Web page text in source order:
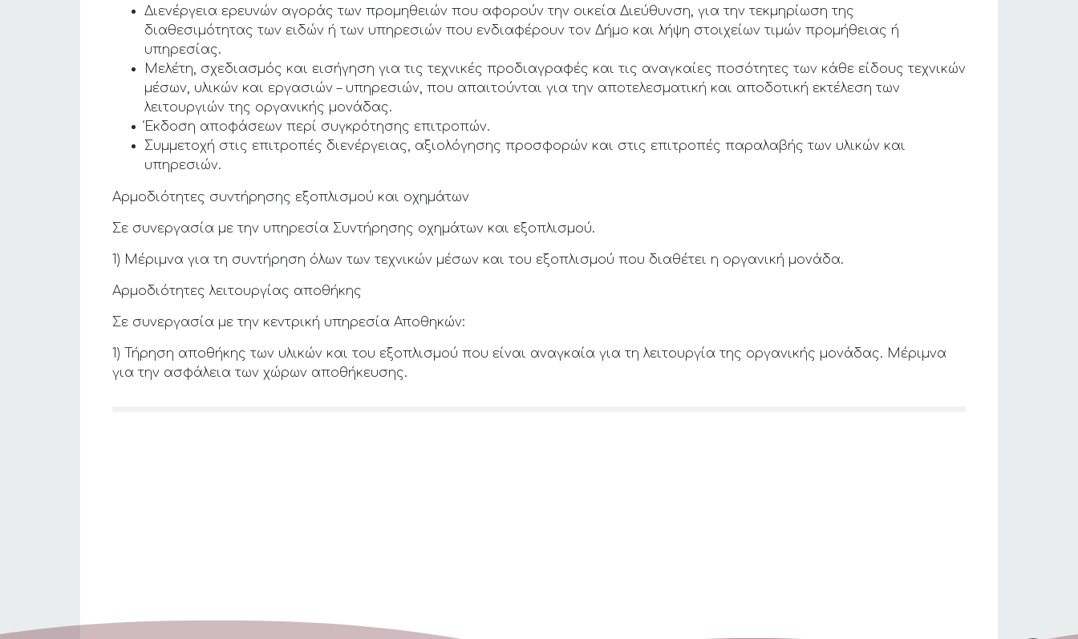
Διενέργεια ερευνών αγοράς των προμηθειών που αφορούν την οικεία Διεύθυνση, για την τεκμηρίωση της
διαθεσιμότητας των ειδών ή των υπηρεσιών που ενδιαφέρουν τον Δήμο και λήψη στοιχείων τιμών προμήθειας ή
υπηρεσίας.
Μελέτη, σχεδιασμός και εισήγηση για τις τεχνικές προδιαγραφές και τις αναγκαίες ποσότητες των κάθε είδους τεχνικών
μέσων, υλικών και εργασιών – υπηρεσιών, που απαιτούνται για την αποτελεσματική και αποδοτική εκτέλεση των
λειτουργιών της οργανικής μονάδας.
Έκδοση αποφάσεων περί συγκρότησης επιτροπών.
Συμμετοχή στις επιτροπές διενέργειας, αξιολόγησης προσφορών και στις επιτροπές παραλαβής των υλικών και
υπηρεσιών.
Αρμοδιότητες συντήρησης εξοπλισμού και οχημάτων
Σε συνεργασία με την υπηρεσία Συντήρησης οχημάτων και εξοπλισμού.
1) Μέριμνα για τη συντήρηση όλων των τεχνικών μέσων και του εξοπλισμού που διαθέτει η οργανική μονάδα.
Αρμοδιότητες λειτουργίας αποθήκης
Σε συνεργασία με την κεντρική υπηρεσία Αποθηκών:
1) Τήρηση αποθήκης των υλικών και του εξοπλισμού που είναι αναγκαία για τη λειτουργία της οργανικής μονάδας. Μέριμνα
για την ασφάλεια των χώρων αποθήκευσης.